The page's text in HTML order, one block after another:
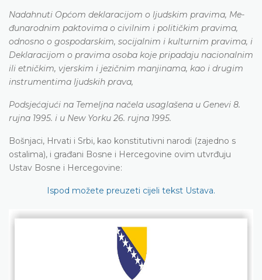
Na­da­hnu­ti Općom de­kla­ra­ci­jom o lju­dskim pra­vi­ma, Me­
đu­na­ro­dnim pa­kto­vi­ma o ci­vi­lnim i po­li­ti­čkim pra­vi­ma,
odno­sno o go­spo­da­rskim, so­ci­ja­lnim i ku­ltu­rnim pra­vi­ma, i
De­kla­ra­ci­jom o pra­vi­ma oso­ba ko­je pri­pa­da­ju na­ci­ona­lnim
ili etni­čkim, vje­rskim i je­zi­čnim ma­nji­na­ma, kao i dru­gim
instru­me­nti­ma ljudskih prava,
Po­dsje­ća­ju­ći na Te­me­ljna na­če­la usa­gla­še­na u Ge­ne­vi 8.
ru­jna 1995. i u New Yo­rku 26. ru­jna 1995.
Bo­šnja­ci, Hrva­ti i Srbi, kao ko­nsti­tu­ti­vni na­ro­di (za­je­dno s
osta­li­ma), i gra­đa­ni Bo­sne i He­rce­go­vi­ne ovim utvrđu­ju
Ustav Bo­sne i He­rce­go­vi­ne:
Ispod možete preuzeti cijeli tekst Ustava.